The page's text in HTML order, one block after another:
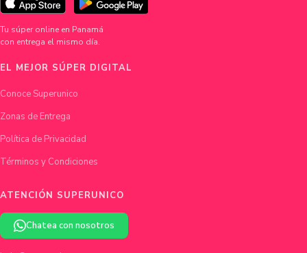
Tu súper online en Panamá
con entrega el mismo día.
EL MEJOR SÚPER DIGITAL
Conoce Superunico
Zonas de Entrega
Política de Privacidad
Términos y Condiciones
ATENCIÓN SUPERUNICO
Chatea con nosotros